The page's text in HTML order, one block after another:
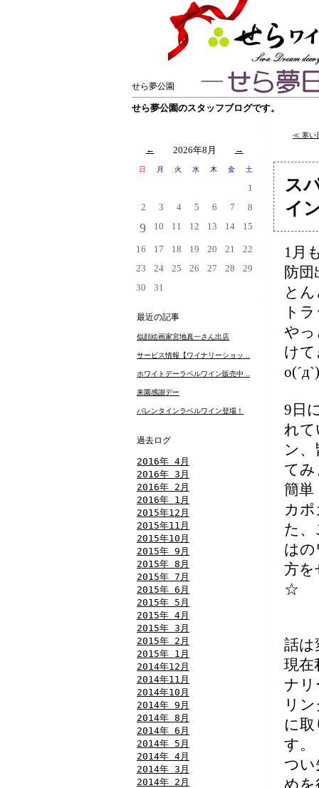
せら夢公園
せら夢公園のスタッフブログです。
← 2026年8月 →
日 月 火 水 木 金 土
1
2
3 4 5 6 7 8
9 10 11 12 13 14 15
16 17 18 19 20 21
22
23
24 25 26 27 28
29
30
31
最近の記事
似顔絵画家宮地真一さん出店
サービス情報【ワイナリーショッ ..
ホワイトデーラベルワイン販売中 ..
来園感謝デー
バレンタインラベルワイン登場！
過去ログ
2016年 4月
2016年 3月
2016年 2月
2016年 1月
2015年12月
2015年11月
2015年10月
2015年 9月
2015年 8月
2015年 7月
2015年 6月
2015年 5月
2015年 4月
2015年 3月
2015年 2月
2015年 1月
2014年12月
2014年11月
2014年10月
2014年 9月
2014年 8月
2014年 6月
2014年 5月
2014年 4月
2014年 3月
2014年 2月
≪ 寒い
ス
イ
1月
防団
と
ト
やっ
け
9日
れて
ン
て
簡単
カ
た、
は
方を
☆
話は
現在
ナリ
リ
に
す。
つい
め